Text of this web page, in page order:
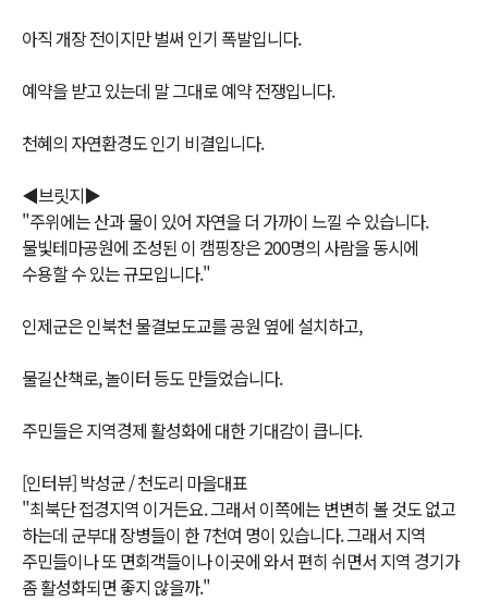
아직 개장 전이지만 벌써 인기 폭발입니다.
예약을 받고 있는데 말 그대로 예약 전쟁입니다.
천혜의 자연환경도 인기 비결입니다.
◀브릿지▶
"주위에는 산과 물이 있어 자연을 더 가까이 느낄 수 있습니다.
물빛테마공원에 조성된 이 캠핑장은 200명의 사람을 동시에
수용할 수 있는 규모입니다."
인제군은 인북천 물결보도교를 공원 옆에 설치하고,
물길산책로, 놀이터 등도 만들었습니다.
주민들은 지역경제 활성화에 대한 기대감이 큽니다.
[인터뷰] 박성균 / 천도리 마을대표
"최북단 접경지역 이거든요. 그래서 이쪽에는 변변히 볼 것도 없고
하는데 군부대 장병들이 한 7천여 명이 있습니다. 그래서 지역
주민들이나 또 면회객들이나 이곳에 와서 편히 쉬면서 지역 경기가
좀 활성화되면 좋지 않을까."